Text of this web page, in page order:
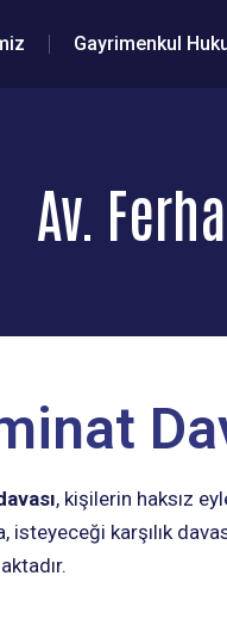
Gayrimenkul
Av.
, kişilerin haksız
isteyeceği karşılık